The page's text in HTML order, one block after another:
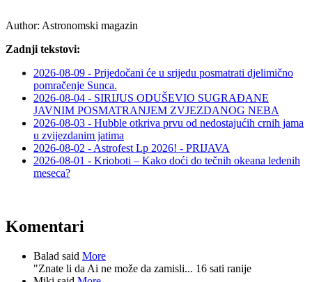
Author: Astronomski magazin
Zadnji tekstovi:
2026-08-09 - Prijedočani će u srijedu posmatrati djelimično
pomračenje Sunca.
2026-08-04 - SIRIJUS ODUŠEVIO SUGRAĐANE
JAVNIM POSMATRANJEM ZVJEZDANOG NEBA
2026-08-03 - Hubble otkriva prvu od nedostajućih crnih jama
u zvijezdanim jatima
2026-08-02 - Astrofest Lp 2026! - PRIJAVA
2026-08-01 - Krioboti – Kako doći do tečnih okeana ledenih
meseca?
Komentari
Balad said More
"Znate li da Ai ne može da zamisli... 16 sati ranije